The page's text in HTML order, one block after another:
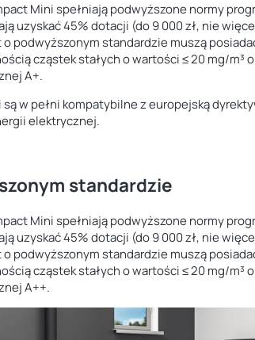
Mini spełniają podwyższone normy
uzyskać 45% dotacji (do 9 000 zł, nie
podwyższonym standardzie muszą
cząstek stałych o wartości ≤ 20 mg/m³
A+.
w pełni kompatybilne z europejską
elektrycznej.
standardzie
Mini spełniają podwyższone normy
uzyskać 45% dotacji (do 9 000 zł, nie
podwyższonym standardzie muszą
cząstek stałych o wartości ≤ 20 mg/m³
A++.